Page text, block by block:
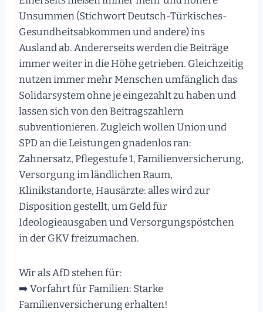
Unsummen (Stichwort Deutsch-Türkisches-
Gesundheitsabkommen und andere) ins
Ausland ab. Andererseits werden die Beiträge
immer weiter in die Höhe getrieben. Gleichzeitig
nutzen immer mehr Menschen umfänglich das
Solidarsystem ohne je eingezahlt zu haben und
lassen sich von den Beitragszahlern
subventionieren. Zugleich wollen Union und
SPD an die Leistungen gnadenlos ran:
Zahnersatz, Pflegestufe 1, Familienversicherung,
Versorgung im ländlichen Raum,
Klinikstandorte, Hausärzte: alles wird zur
Disposition gestellt, um Geld für
Ideologieausgaben und Versorgungspöstchen
in der GKV freizumachen.
Wir als AfD stehen für:
➡️ Vorfahrt für Familien: Starke
Familienversicherung erhalten!